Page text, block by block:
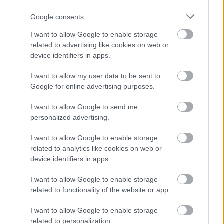
Google consents
I want to allow Google to enable storage
related to advertising like cookies on web or
device identifiers in apps.
I want to allow my user data to be sent to
Google for online advertising purposes.
I want to allow Google to send me
personalized advertising.
I want to allow Google to enable storage
related to analytics like cookies on web or
device identifiers in apps.
I want to allow Google to enable storage
related to functionality of the website or app.
I want to allow Google to enable storage
related to personalization.
tatuuu21
16 éve
csatoimi
16 éve
@tatuuu21: A finn-cseh meccsen . . . :)
16 éve